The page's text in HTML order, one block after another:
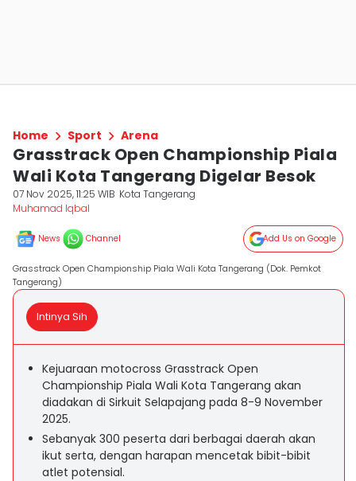
Home Sport Arena
Grasstrack Open Championship Piala
Wali Kota Tangerang Digelar Besok
07 Nov 2025, 11:25 WIB Kota Tangerang
Muhamad Iqbal
News Channel Add Us on Google
Grasstrack Open Championship Piala Wali Kota Tangerang (Dok. Pemkot
Tangerang)
Intinya Sih
Kejuaraan motocross Grasstrack Open
Championship Piala Wali Kota Tangerang akan
diadakan di Sirkuit Selapajang pada 8-9 November
2025.
Sebanyak 300 peserta dari berbagai daerah akan
ikut serta, dengan harapan mencetak bibit-bibit
atlet potensial.